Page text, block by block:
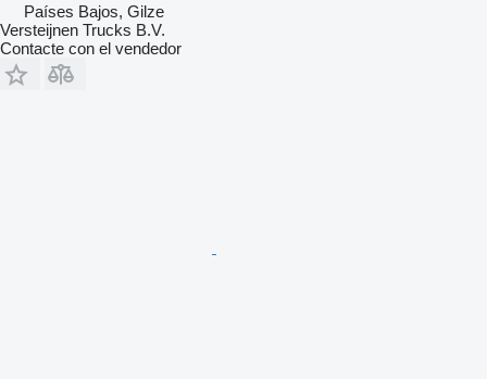
Países Bajos, Gilze
Versteijnen Trucks B.V.
Contacte con el vendedor